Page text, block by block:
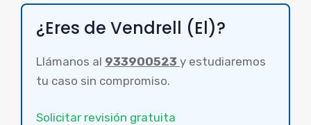
¿Eres de Vendrell (El)?
Llámanos al 933900523 y estudiaremos
tu caso sin compromiso.
Solicitar revisión gratuita